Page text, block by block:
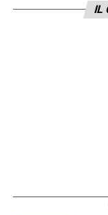
LA PLAYLISTIL